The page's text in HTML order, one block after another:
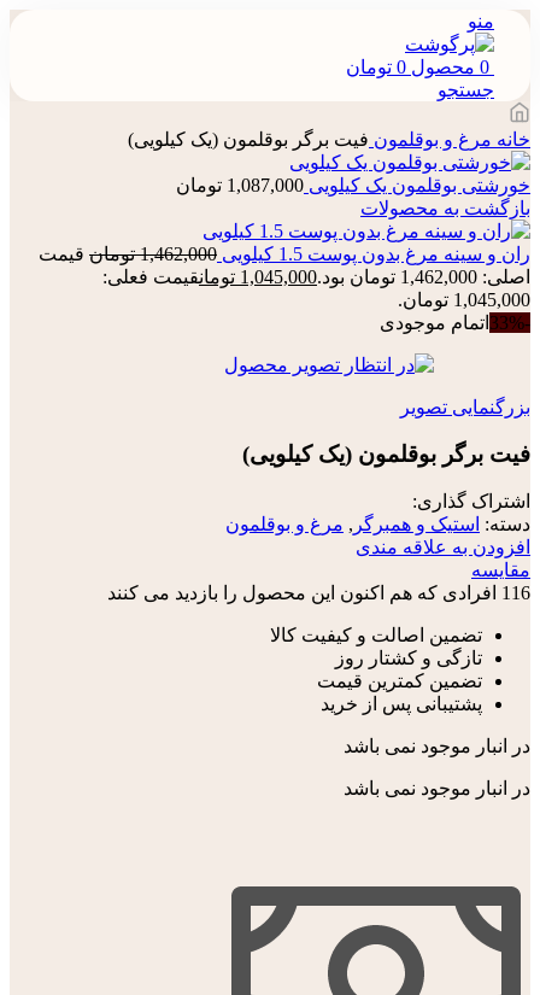
منو
0 محصول 0 تومان
جستجو
خانه مرغ و بوقلمون فیت برگر بوقلمون (یک کیلویی)
خورشتی بوقلمون یک کیلویی 1,087,000 تومان
بازگشت به محصولات
ران و سینه مرغ بدون پوست 1.5 کیلویی 1,462,000 تومان قیمت
اصلی: 1,462,000 تومان بود.
1,045,000 تومانقیمت فعلی:
1,045,000 تومان.
-33%
اتمام موجودی
بزرگنمایی تصویر
فیت برگر بوقلمون (یک کیلویی)
اشتراک گذاری:
دسته: استیک و همبرگر , مرغ و بوقلمون
افزودن به علاقه مندی
مقایسه
116 افرادی که هم اکنون این محصول را بازدید می کنند
تضمین اصالت و کیفیت کالا
تازگی و کشتار روز
تضمین کمترین قیمت
پشتیبانی پس از خرید
در انبار موجود نمی باشد
در انبار موجود نمی باشد